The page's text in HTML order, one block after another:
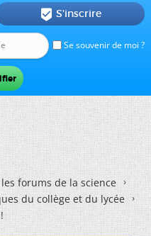
Se souvenir de moi ?
 S'inscrire
forums de la science
du collège et du lycée